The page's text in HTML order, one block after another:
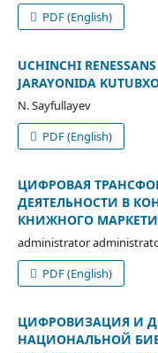
PDF (English)
UCHINCHI
JARAYONIDA
N. Sayfullayev
PDF (English)
ЦИФРОВАЯ
ДЕЯТЕЛЬНОСТИ В
КНИЖНОГО
administrator
PDF (English)
ЦИФРОВИЗАЦИЯ И
НАЦИОНАЛЬНОЙ